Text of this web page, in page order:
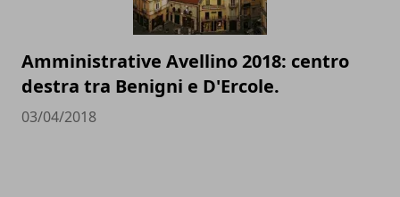
Amministrative Avellino 2018: centro
destra tra Benigni e D'Ercole.
03/04/2018